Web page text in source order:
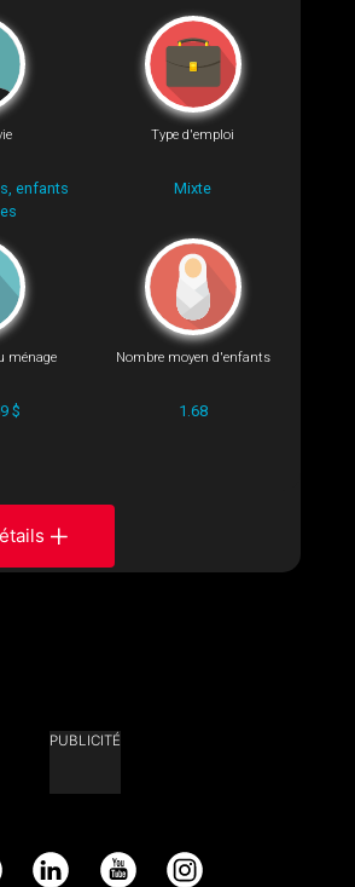
enfants
Type d'emploi
Mixte
ménage
$
Nombre moyen d'enfants
1.68
PUBLICITÉ
LinkedIn YouTube Instagram